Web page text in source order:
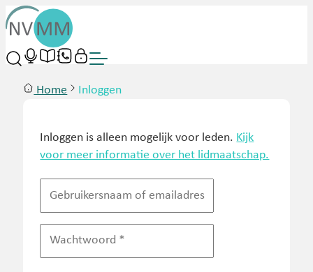
Home Inloggen
Inloggen is alleen mogelijk voor leden. Kijk
voor meer informatie over het lidmaatschap.